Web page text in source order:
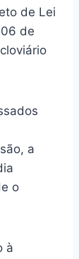
de Lei
de
a
o
à